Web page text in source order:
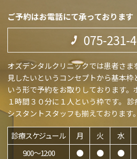
ご予約はお電話にて承っております
075-231-
オズデンタルクリニックでは患者さ
見したいというコンセプトから基本枠
いう形で予約をお取りしております。
１時間３０分に１人という枠です。
シスタントスタッフも揃えております。
診療スケジュール 月 火 水
9:00〜12:00
● ● ●